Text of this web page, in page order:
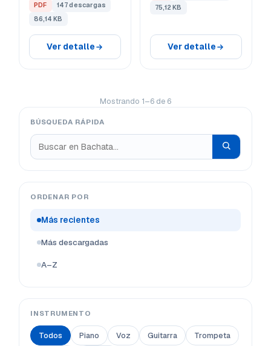
BÚSQUEDA RÁPIDA
ORDENAR POR
Más recientes
Más descargadas
A–Z
INSTRUMENTO
Todos Piano Voz Guitarra Trompeta
PDF
147 descargas
86,14 KB
Ver detalle
75,12 KB
Ver detalle
Mostrando 1–6 de 6